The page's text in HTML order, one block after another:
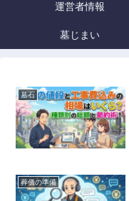
運営者情報
墓じまい
墓石
葬儀の準備